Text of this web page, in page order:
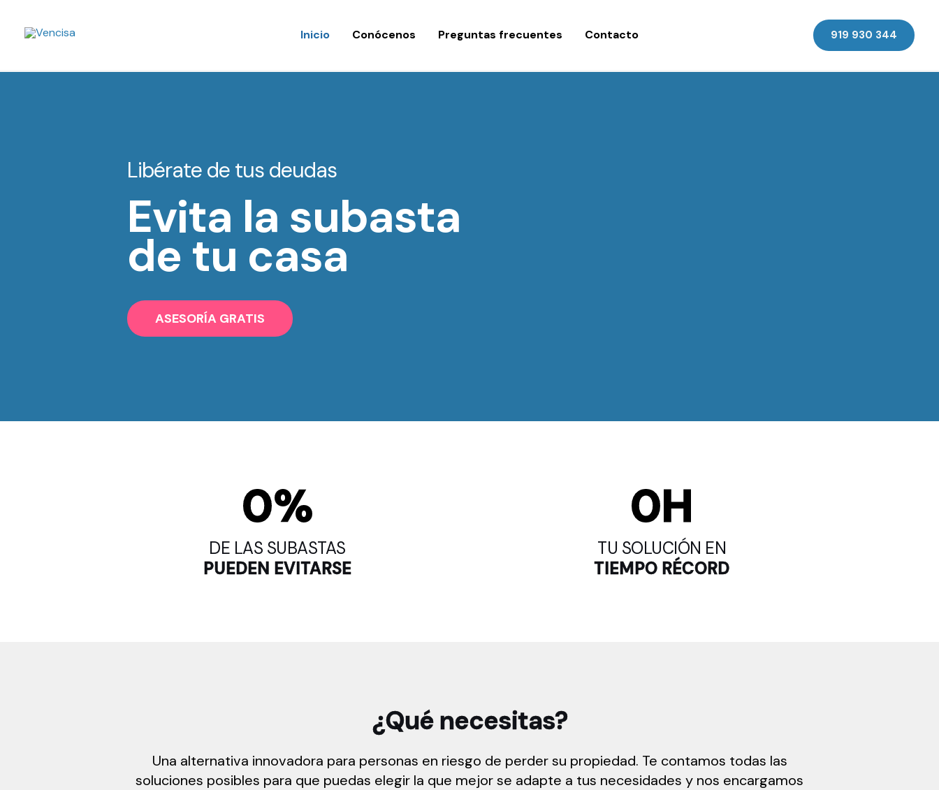
Inicio Conócenos Preguntas frecuentes Contacto 919 930 344
Libérate de tus deudas
Evita la subasta
de tu casa
ASESORÍA GRATIS
0%
DE LAS SUBASTAS
PUEDEN EVITARSE
0H
TU SOLUCIÓN EN
TIEMPO RÉCORD
¿Qué necesitas?
Una alternativa innovadora para personas en riesgo de perder su propiedad. Te contamos todas las
soluciones posibles para que puedas elegir la que mejor se adapte a tus necesidades y nos encargamos